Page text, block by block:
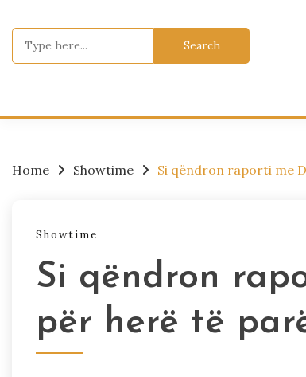
to
content
Home Showtime Si qëndron raporti me
Showtime
Si qëndron
për herë të